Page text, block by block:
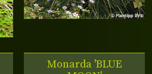
Monarda 'BLUE